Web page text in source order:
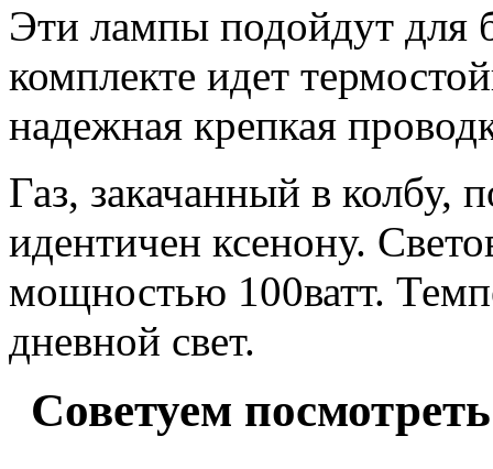
Эти лампы подойдут для
комплекте идет
надежная крепкая
Газ, закачанный в колбу,
идентичен ксенону.
мощностью 100ватт.
дневной свет.
Советуем